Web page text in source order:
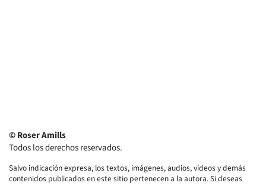
© Roser Amills
Todos los derechos reservados.
Salvo indicación expresa, los textos, imágenes, audios, vídeos y demás
contenidos publicados en este sitio pertenecen a la autora. Si deseas